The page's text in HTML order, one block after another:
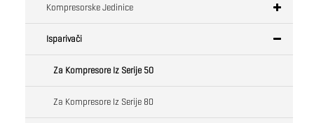
Kompresorske Jedinice
Isparivači
Za Kompresore Iz Serije 50
Za Kompresore Iz Serije 80